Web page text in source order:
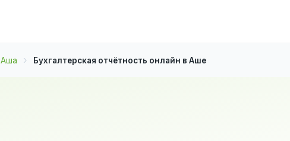
Аша Бухгалтерская отчётность онлайн в Аше